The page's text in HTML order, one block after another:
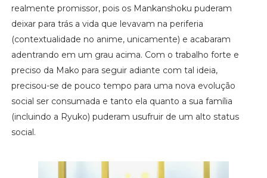
realmente promissor, pois os Mankanshoku puderam
deixar para trás a vida que levavam na periferia
(contextualidade no anime, unicamente) e acabaram
adentrando em um grau acima. Com o trabalho forte e
preciso da Mako para seguir adiante com tal ideia,
precisou-se de pouco tempo para uma nova evolução
social ser consumada e tanto ela quanto a sua família
(incluindo a Ryuko) puderam usufruir de um alto status
social.